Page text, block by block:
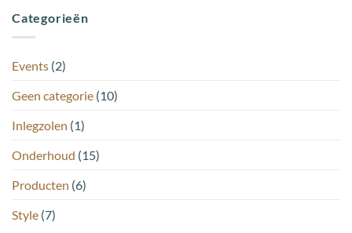
Categorieën
Events (2)
Geen categorie (10)
Inlegzolen (1)
Onderhoud (15)
Producten (6)
Style (7)